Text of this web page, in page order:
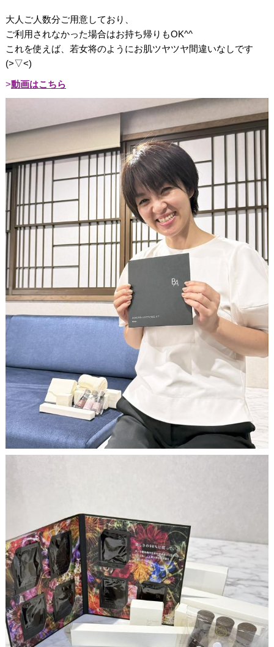
大人ご人数分ご用意しており、
ご利用されなかった場合はお持ち帰りもOK^^
これを使えば、若女将のようにお肌ツヤツヤ間違いなしです
(>▽<)
動画はこちら